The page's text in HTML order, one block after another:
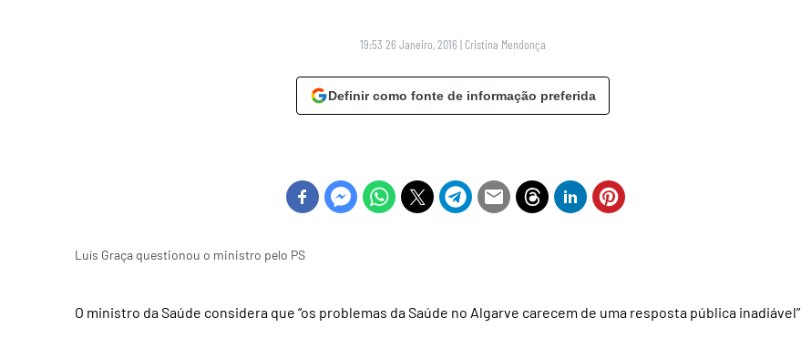
19:53 26 Janeiro, 2016 | Cristina Mendonça
Definir como fonte de informação preferida
Luís Graça questionou o ministro pelo PS
O ministro da Saúde considera que “os problemas da Saúde no Algarve carecem de uma resposta pública inadiável”.